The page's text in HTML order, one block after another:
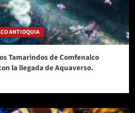
ANTIOQUIA
Tamarindos de Comfenalco
la llegada de Aquaverso.